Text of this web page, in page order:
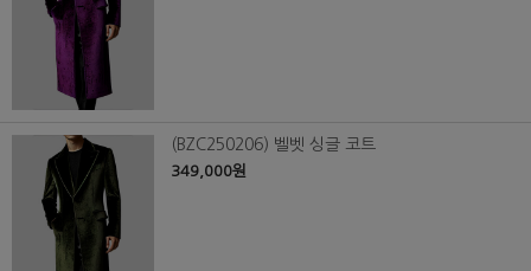
(BZC250206) 벨벳 싱글 코트
349,000원